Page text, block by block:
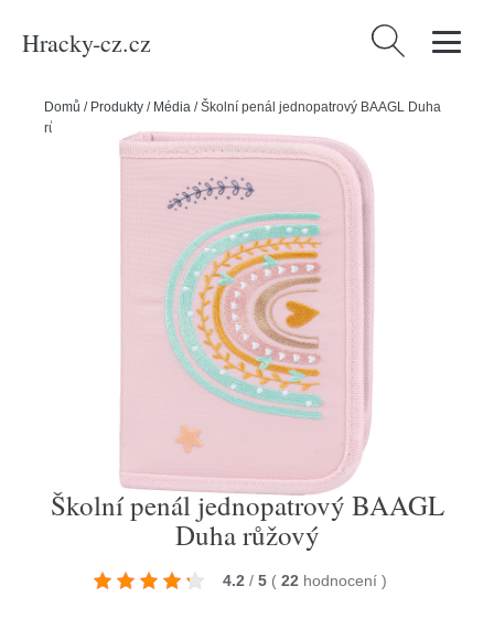
Hracky-cz.cz Vyhledávání
Domů / Produkty / Média /Školní penál jednopatrový BAAGL Duha
růžový
Školní penál jednopatrový BAAGL
Duha růžový
4.2 / 5 ( 22 hodnocení )